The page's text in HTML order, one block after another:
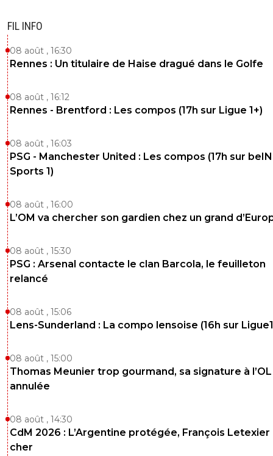
FIL INFO
08 août , 16:30
Rennes : Un titulaire de Haise dragué dans le Golfe
08 août , 16:12
Rennes - Brentford : Les compos (17h sur Ligue 1+)
08 août , 16:03
PSG - Manchester United : Les compos (17h sur beIN
Sports 1)
08 août , 16:00
L’OM va chercher son gardien chez un grand
08 août , 15:30
PSG : Arsenal contacte le clan Barcola, le feuilleton
relancé
08 août , 15:06
Lens-Sunderland : La compo lensoise (16h sur
08 août , 15:00
Thomas Meunier trop gourmand, sa signature à l’OL
annulée
08 août , 14:30
CdM 2026 : L’Argentine protégée, François Letexier
cher